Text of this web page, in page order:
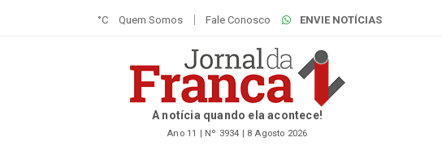
°C Quem Somos Fale Conosco ENVIE NOTÍCIAS
A notícia quando ela acontece!
Ano 11 | Nº 3934 | 8 Agosto 2026